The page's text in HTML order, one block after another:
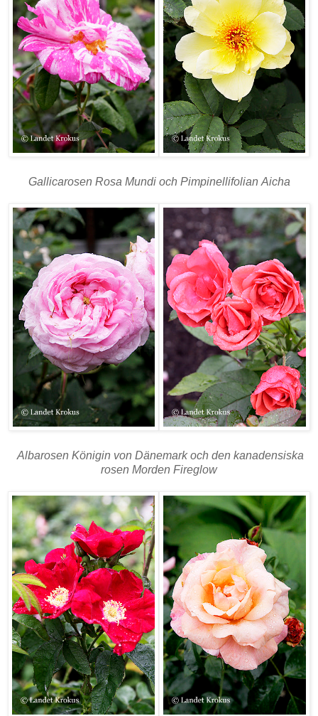
Gallicarosen Rosa Mundi och Pimpinellifolian Aicha
Albarosen Königin von Dänemark och den kanadensiska
rosen Morden Fireglow